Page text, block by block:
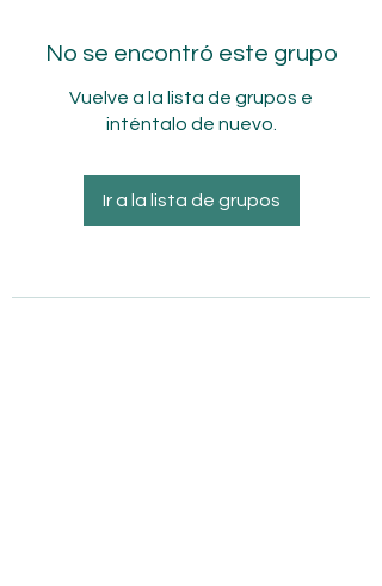
No se encontró este grupo
Vuelve a la lista de grupos e
inténtalo de nuevo.
Ir a la lista de grupos